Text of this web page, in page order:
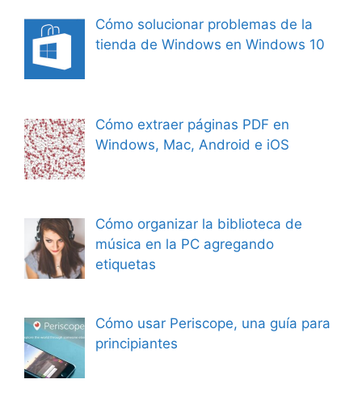
Cómo solucionar problemas de la
tienda de Windows en Windows 10
Cómo extraer páginas PDF en
Windows, Mac, Android e iOS
Cómo organizar la biblioteca de
música en la PC agregando
etiquetas
Cómo usar Periscope, una guía para
principiantes